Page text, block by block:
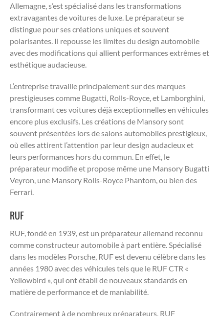
Allemagne, s’est spécialisé dans les transformations
extravagantes de voitures de luxe. Le préparateur se
distingue pour ses créations uniques et souvent
polarisantes. Il repousse les limites du design automobile
avec des modifications qui allient performances extrêmes et
esthétique audacieuse.
L’entreprise travaille principalement sur des marques
prestigieuses comme Bugatti, Rolls-Royce, et Lamborghini,
transformant ces voitures déjà exceptionnelles en véhicules
encore plus exclusifs. Les créations de Mansory sont
souvent présentées lors de salons automobiles prestigieux,
où elles attirent l’attention par leur design audacieux et
leurs performances hors du commun. En effet, le
préparateur modifie et propose même une Mansory Bugatti
Veyron, une Mansory Rolls-Royce Phantom, ou bien des
Ferrari.
RUF
RUF, fondé en 1939, est un préparateur allemand reconnu
comme constructeur automobile à part entière. Spécialisé
dans les modèles Porsche, RUF est devenu célèbre dans les
années 1980 avec des véhicules tels que le RUF CTR «
Yellowbird », qui ont établi de nouveaux standards en
matière de performance et de maniabilité.
Contrairement à de nombreux préparateurs, RUF